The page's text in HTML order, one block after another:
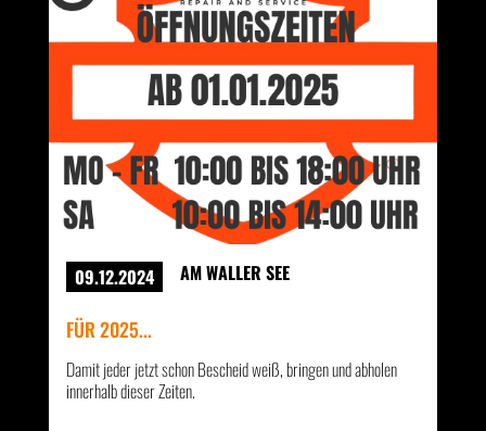
09.12.2024 AM WALLER SEE
FÜR 2025...
Damit jeder jetzt schon Bescheid weiß, bringen und abholen
innerhalb dieser Zeiten.